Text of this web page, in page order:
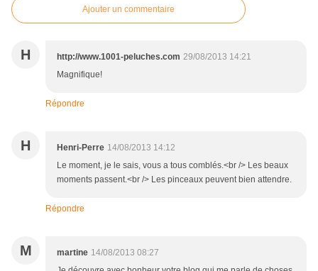
Ajouter un commentaire
H http://www.1001-peluches.com 29/08/2013 14:21
Magnifique!
Répondre
H Henri-Perre 14/08/2013 14:12
Le moment, je le sais, vous a tous comblés.<br /> Les beaux
moments passent.<br /> Les pinceaux peuvent bien attendre.
Répondre
M martine 14/08/2013 08:27